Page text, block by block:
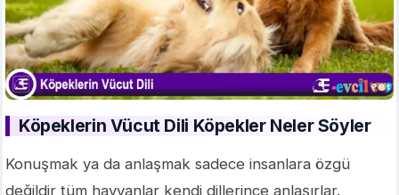
Köpeklerin Vücut Dili Köpekler Neler Söyler
Konuşmak ya da anlaşmak sadece insanlara özgü
değildir tüm hayvanlar kendi dillerince anlaşırlar.